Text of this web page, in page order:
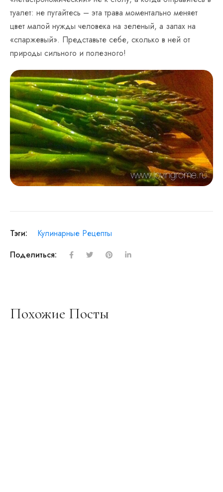
туалет: не пугайтесь – эта трава моментально меняет
цвет малой нужды человека на зеленый, а запах на
«спаржевый». Представьте себе, сколько в ней от
природы сильного и полезного!
Тэги:
Кулинарные Рецепты
Поделиться:
Похожие Посты